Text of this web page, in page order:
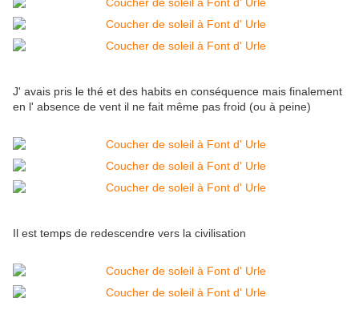
J' avais pris le thé et des habits en conséquence mais finalement
en l' absence de vent il ne fait même pas froid (ou à peine)
Il est temps de redescendre vers la civilisation